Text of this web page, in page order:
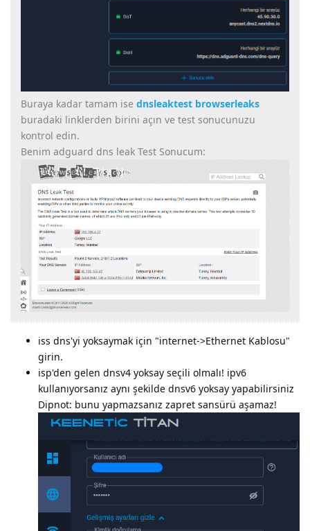
Buraya kadar tamam ise dnsleaktest browserleaks
buradaki linklerden birini açın ve test sonucunuzu
kontrol edin.
Benim adguard dns leak Test Sonucum:
iss dns'yi yoksaymak için "internet->Ethernet Kablosu"
girin.
isp'den gelen dnsv4 yoksay seçili olmalı! ipv6
kullanıyorsanız aynı şekilde dnsv6 yoksay yapabilirsiniz
Dipnot: bunu yapmazsanız zapret sansürü aşamaz!